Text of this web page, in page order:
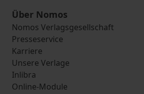
Über Nomos
Nomos Verlagsgesellschaft
Presseservice
Karriere
Unsere Verlage
Inlibra
Online-Module